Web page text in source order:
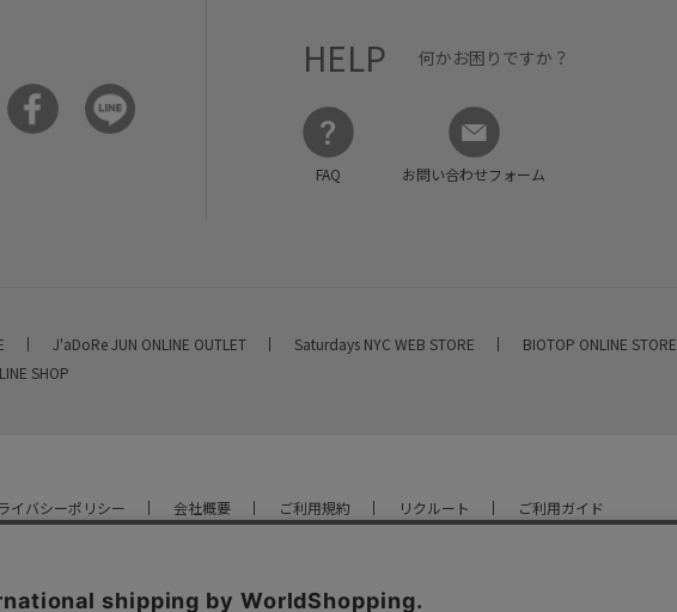
HELP 何かお困りですか？
FAQ お問い合わせフォーム
J'aDoRe JUN ONLINE OUTLET Saturdays NYC WEB STORE
BIOTOP ONLINE STORE
SHOP
イバシーポリシー 会社概要 ご利用規約 リクルート ご利用ガイド